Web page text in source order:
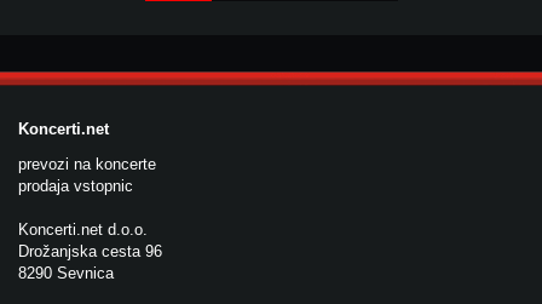
Koncerti.net
prevozi na koncerte
prodaja vstopnic
Koncerti.net d.o.o.
Drožanjska cesta 96
8290 Sevnica